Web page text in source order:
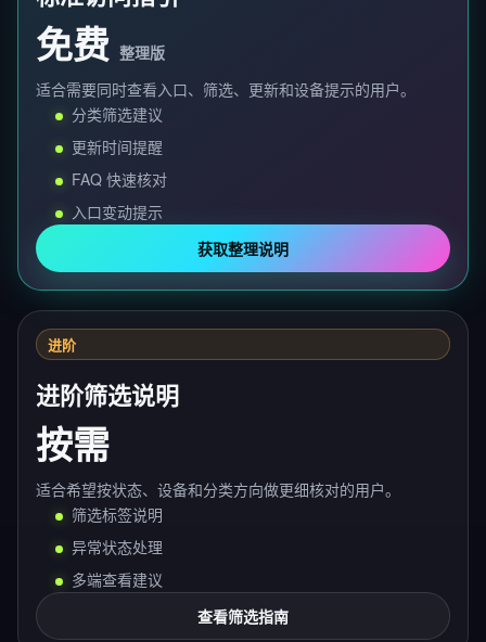
免费 整理版
适合需要同时查看入口、筛选、更新和设备提示的用户。
分类筛选建议
更新时间提醒
FAQ 快速核对
入口变动提示
获取整理说明
进阶
进阶筛选说明
按需
适合希望按状态、设备和分类方向做更细核对的用户。
筛选标签说明
异常状态处理
多端查看建议
查看筛选指南